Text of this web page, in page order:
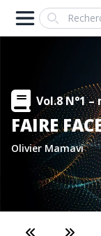
Search
Vol.8 N°1 –
FAIRE
Olivier Mamavi